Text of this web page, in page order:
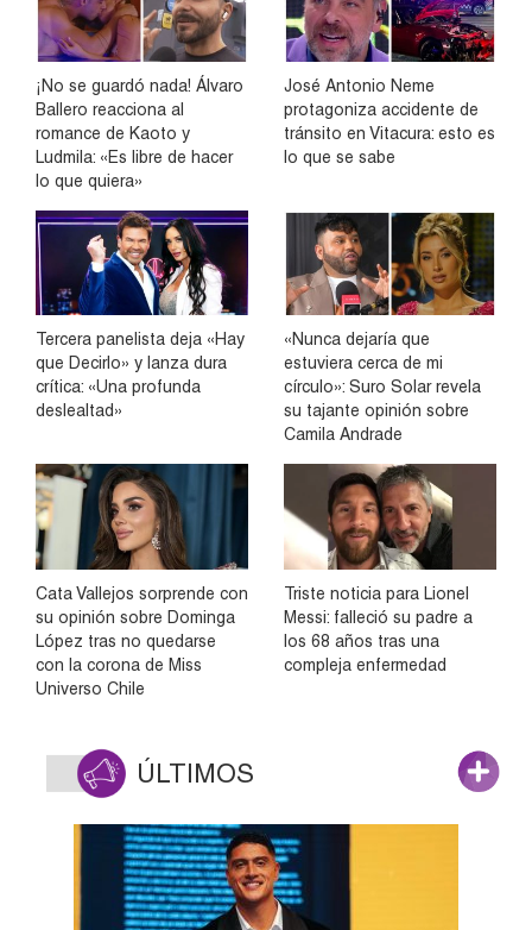
¡No se guardó nada! Álvaro
Ballero reacciona al
romance de Kaoto y
Ludmila: «Es libre de hacer
lo que quiera»
José Antonio Neme
protagoniza accidente de
tránsito en Vitacura: esto es
lo que se sabe
Tercera panelista deja «Hay
que Decirlo» y lanza dura
crítica: «Una profunda
deslealtad»
«Nunca dejaría que
estuviera cerca de mi
círculo»: Suro Solar revela
su tajante opinión sobre
Camila Andrade
Cata Vallejos sorprende con
su opinión sobre Dominga
López tras no quedarse
con la corona de Miss
Universo Chile
Triste noticia para Lionel
Messi: falleció su padre a
los 68 años tras una
compleja enfermedad
ÚLTIMOS